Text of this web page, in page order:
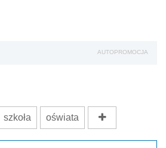
AUTOPROMOCJA
szkoła oświata